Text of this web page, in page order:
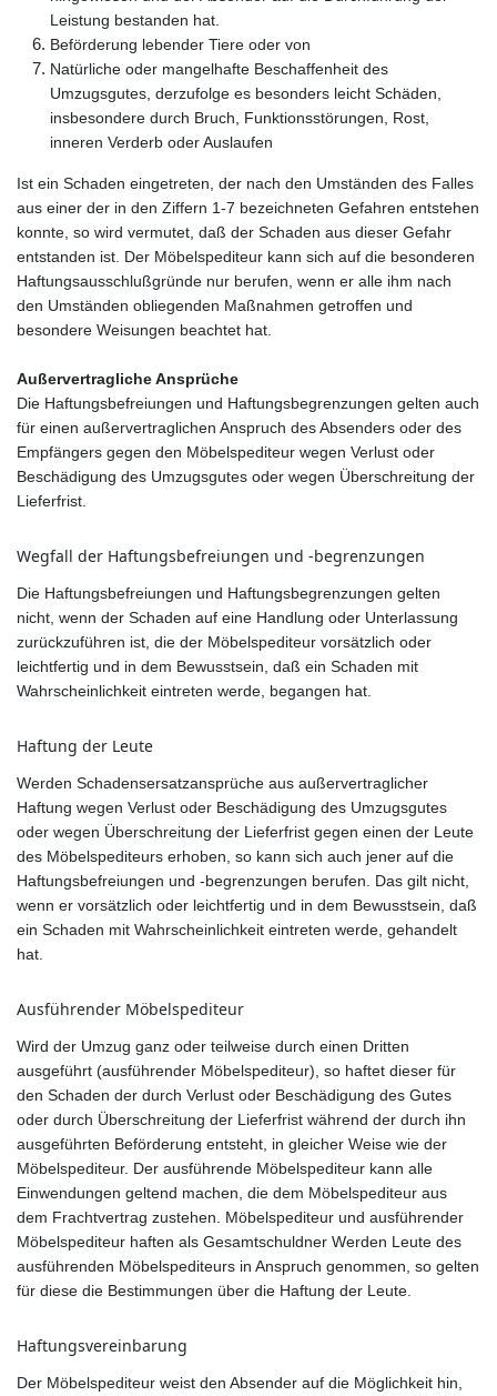
Leistung bestanden hat.
Beförderung lebender Tiere oder von
Natürliche oder mangelhafte Beschaffenheit des
Umzugsgutes, derzufolge es besonders leicht Schäden,
insbesondere durch Bruch, Funktionsstörungen, Rost,
inneren Verderb oder Auslaufen
Ist ein Schaden eingetreten, der nach den Umständen des Falles
aus einer der in den Ziffern 1-7 bezeichneten Gefahren entstehen
konnte, so wird vermutet, daß der Schaden aus dieser Gefahr
entstanden ist. Der Möbelspediteur kann sich auf die besonderen
Haftungsausschlußgründe nur berufen, wenn er alle ihm nach
den Umständen obliegenden Maßnahmen getroffen und
besondere Weisungen beachtet hat.
Außervertragliche Ansprüche
Die Haftungsbefreiungen und Haftungsbegrenzungen gelten auch
für einen außervertraglichen Anspruch des Absenders oder des
Empfängers gegen den Möbelspediteur wegen Verlust oder
Beschädigung des Umzugsgutes oder wegen Überschreitung der
Lieferfrist.
Wegfall der Haftungsbefreiungen und -begrenzungen
Die Haftungsbefreiungen und Haftungsbegrenzungen gelten
nicht, wenn der Schaden auf eine Handlung oder Unterlassung
zurückzuführen ist, die der Möbelspediteur vorsätzlich oder
leichtfertig und in dem Bewusstsein, daß ein Schaden mit
Wahrscheinlichkeit eintreten werde, begangen hat.
Haftung der Leute
Werden Schadensersatzansprüche aus außervertraglicher
Haftung wegen Verlust oder Beschädigung des Umzugsgutes
oder wegen Überschreitung der Lieferfrist gegen einen der Leute
des Möbelspediteurs erhoben, so kann sich auch jener auf die
Haftungsbefreiungen und -begrenzungen berufen. Das gilt nicht,
wenn er vorsätzlich oder leichtfertig und in dem Bewusstsein, daß
ein Schaden mit Wahrscheinlichkeit eintreten werde, gehandelt
hat.
Ausführender Möbelspediteur
Wird der Umzug ganz oder teilweise durch einen Dritten
ausgeführt (ausführender Möbelspediteur), so haftet dieser für
den Schaden der durch Verlust oder Beschädigung des Gutes
oder durch Überschreitung der Lieferfrist während der durch ihn
ausgeführten Beförderung entsteht, in gleicher Weise wie der
Möbelspediteur. Der ausführende Möbelspediteur kann alle
Einwendungen geltend machen, die dem Möbelspediteur aus
dem Frachtvertrag zustehen. Möbelspediteur und ausführender
Möbelspediteur haften als Gesamtschuldner Werden Leute des
ausführenden Möbelspediteurs in Anspruch genommen, so gelten
für diese die Bestimmungen über die Haftung der Leute.
Haftungsvereinbarung
Der Möbelspediteur weist den Absender auf die Möglichkeit hin,